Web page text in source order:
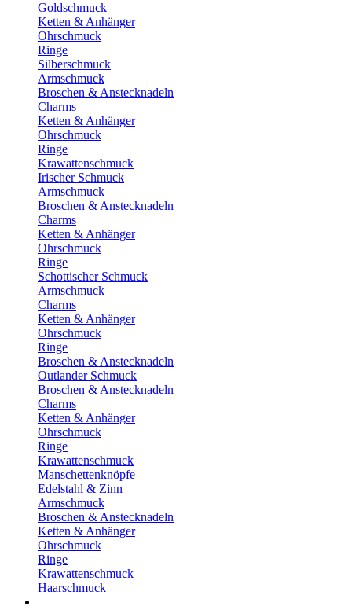
Goldschmuck
Ketten & Anhänger
Ohrschmuck
Ringe
Silberschmuck
Armschmuck
Broschen & Anstecknadeln
Charms
Ketten & Anhänger
Ohrschmuck
Ringe
Krawattenschmuck
Irischer Schmuck
Armschmuck
Broschen & Anstecknadeln
Charms
Ketten & Anhänger
Ohrschmuck
Ringe
Schottischer Schmuck
Armschmuck
Charms
Ketten & Anhänger
Ohrschmuck
Ringe
Broschen & Anstecknadeln
Outlander Schmuck
Broschen & Anstecknadeln
Charms
Ketten & Anhänger
Ohrschmuck
Ringe
Krawattenschmuck
Manschettenknöpfe
Edelstahl & Zinn
Armschmuck
Broschen & Anstecknadeln
Ketten & Anhänger
Ohrschmuck
Ringe
Krawattenschmuck
Haarschmuck